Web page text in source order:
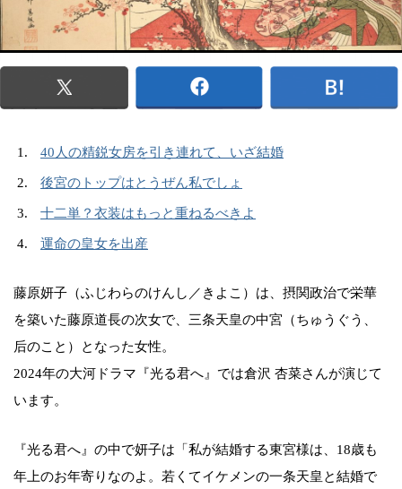
40人の精鋭女房を引き連れて、いざ結婚
後宮のトップはとうぜん私でしょ
十二単？衣装はもっと重ねるべきよ
運命の皇女を出産
藤原妍子（ふじわらのけんし／きよこ）は、摂関政治で栄華
を築いた藤原道長の次女で、三条天皇の中宮（ちゅうぐう、
后のこと）となった女性。
2024年の大河ドラマ『光る君へ』では倉沢 杏菜さんが演じて
います。
『光る君へ』の中で妍子は「私が結婚する東宮様は、18歳も
年上のお年寄りなのよ。若くてイケメンの一条天皇と結婚で